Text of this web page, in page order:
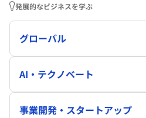
発展的なビジネスを学ぶ
グローバル
AI・テクノベート
事業開発・スタートアップ